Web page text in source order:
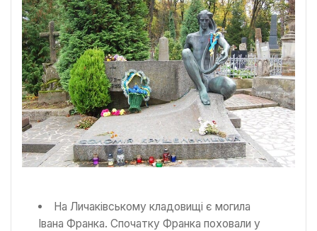
На Личаківському кладовищі є могила
Івана Франка. Спочатку Франка поховали у